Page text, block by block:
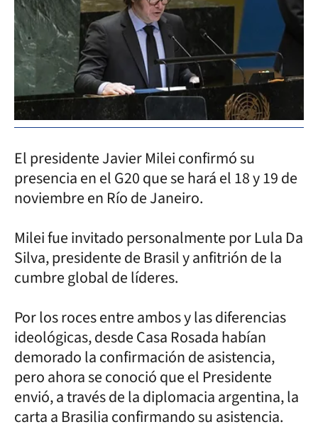
El presidente Javier Milei confirmó su
presencia en el G20 que se hará el 18 y 19 de
noviembre en Río de Janeiro.
Milei fue invitado personalmente por Lula Da
Silva, presidente de Brasil y anfitrión de la
cumbre global de líderes.
Por los roces entre ambos y las diferencias
ideológicas, desde Casa Rosada habían
demorado la confirmación de asistencia,
pero ahora se conoció que el Presidente
envió, a través de la diplomacia argentina, la
carta a Brasilia confirmando su asistencia.